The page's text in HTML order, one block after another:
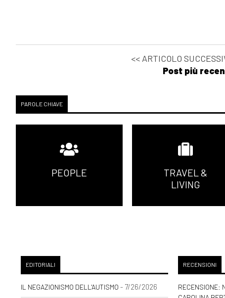
<< ARTICOLO
Post più
PAROLE CHIAVE
PEOPLE
TRAVEL &
LIVING
EDITORIALI
IL NEGAZIONISMO DELL'AUTISMO - 7/26/2026
RECENSIONI
RECENSIONE: